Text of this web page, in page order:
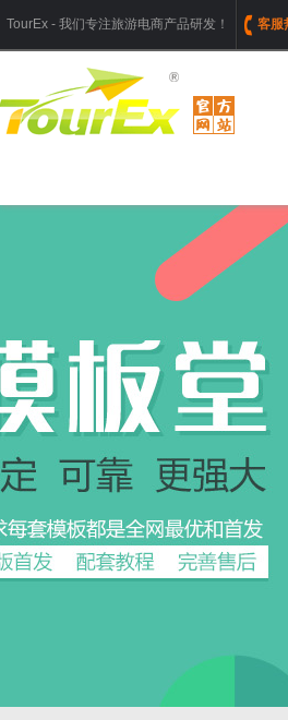
TourEx - 我们专注旅游电商产品研发！ 客服